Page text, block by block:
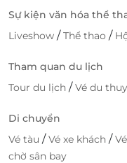
Sự kiện văn hóa thể
Liveshow /Thể thao /
Tham quan du lịch
Tour du lịch /Vé du
Di chuyển
Vé tàu /Vé xe khách /
chờ sân bay